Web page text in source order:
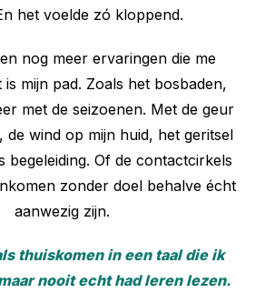
het voelde zó kloppend.
nog meer ervaringen die me
is mijn pad. Zoals het bosbaden,
met de seizoenen. Met de geur
de wind op mijn huid, het geritsel
begeleiding. Of de contactcirkels
zonder doel behalve écht
aanwezig zijn.
thuiskomen in een taal die ik
nooit echt had leren lezen.